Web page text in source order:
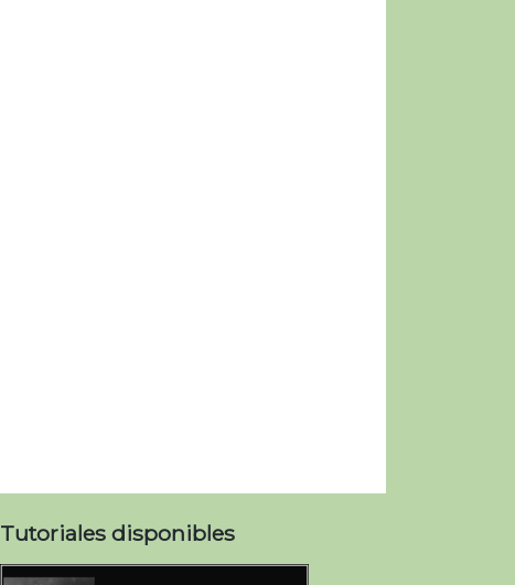
Tutoriales disponibles